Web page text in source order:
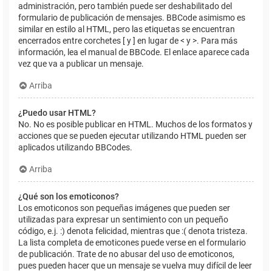
administración, pero también puede ser deshabilitado del
formulario de publicación de mensajes. BBCode asimismo es
similar en estilo al HTML, pero las etiquetas se encuentran
encerrados entre corchetes [ y ] en lugar de < y >. Para más
información, lea el manual de BBCode. El enlace aparece cada
vez que va a publicar un mensaje.
Arriba
¿Puedo usar HTML?
No. No es posible publicar en HTML. Muchos de los formatos y
acciones que se pueden ejecutar utilizando HTML pueden ser
aplicados utilizando BBCodes.
Arriba
¿Qué son los emoticonos?
Los emoticonos son pequeñas imágenes que pueden ser
utilizadas para expresar un sentimiento con un pequeño
código, e.j. :) denota felicidad, mientras que :( denota tristeza.
La lista completa de emoticones puede verse en el formulario
de publicación. Trate de no abusar del uso de emoticonos,
pues pueden hacer que un mensaje se vuelva muy difícil de leer